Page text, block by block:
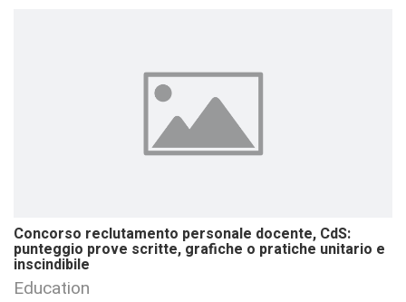
Concorso reclutamento personale docente, CdS:
punteggio prove scritte, grafiche o pratiche unitario e
inscindibile
Education